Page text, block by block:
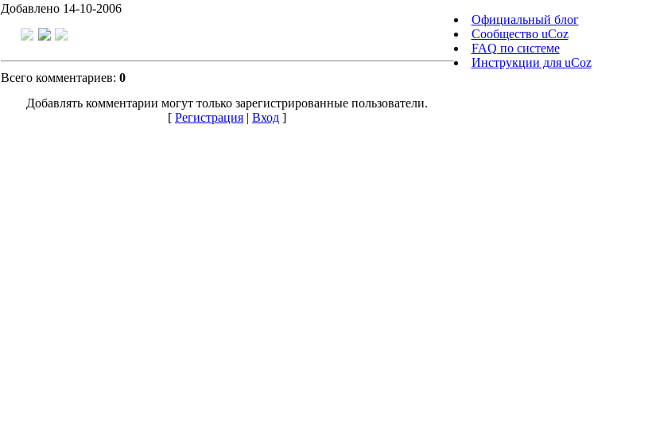
Добавлено14-10-2006
Всего комментариев: 0
Добавлять комментарии могут только зарегистрированные пользователи.
[ Регистрация | Вход ]
Официальный блог
Сообщество uCoz
FAQ по системе
Инструкции для uCoz